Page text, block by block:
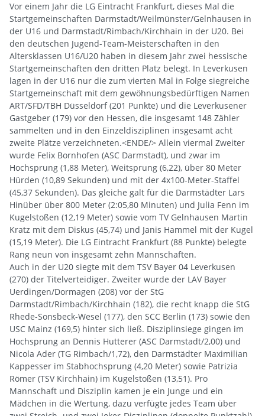
Vor einem Jahr die LG Eintracht Frankfurt, dieses Mal die
Startgemeinschaften Darmstadt/Weilmünster/Gelnhausen in
der U16 und Darmstadt/Rimbach/Kirchhain in der U20. Bei
den deutschen Jugend-Team-Meisterschaften in den
Altersklassen U16/U20 haben in diesem Jahr zwei hessische
Startgemeinschaften den dritten Platz belegt. In Leverkusen
lagen in der U16 nur die zum vierten Mal in Folge siegreiche
Startgemeinschaft mit dem gewöhnungsbedürftigen Namen
ART/SFD/TBH Düsseldorf (201 Punkte) und die Leverkusener
Gastgeber (179) vor den Hessen, die insgesamt 148 Zähler
sammelten und in den Einzeldisziplinen insgesamt acht
zweite Plätze verzeichneten.<ENDE/> Allein viermal Zweiter
wurde Felix Bornhofen (ASC Darmstadt), und zwar im
Hochsprung (1,88 Meter), Weitsprung (6,22), über 80 Meter
Hürden (10,89 Sekunden) und mit der 4x100-Meter-Staffel
(45,37 Sekunden). Das gleiche galt für die Darmstädter Lars
Hinüber über 800 Meter (2:05,80 Minuten) und Julia Fenn im
Kugelstoßen (12,19 Meter) sowie vom TV Gelnhausen Martin
Kratz mit dem Diskus (45,74) und Janis Hammel mit der Kugel
(15,19 Meter). Die LG Eintracht Frankfurt (88 Punkte) belegte
Rang neun von insgesamt zehn Mannschaften.
Auch in der U20 siegte mit dem TSV Bayer 04 Leverkusen
(270) der Titelverteidiger. Zweiter wurde der LAV Bayer
Uerdingen/Dormagen (208) vor der StG
Darmstadt/Rimbach/Kirchhain (182), die recht knapp die StG
Rhede-Sonsbeck-Wesel (177), den SCC Berlin (173) sowie den
USC Mainz (169,5) hinter sich ließ. Disziplinsiege gingen im
Hochsprung an Dennis Hutterer (ASC Darmstadt/2,00) und
Nicola Ader (TG Rimbach/1,72), den Darmstädter Maximilian
Kappesser im Stabhochsprung (4,20 Meter) sowie Patrizia
Römer (TSV Kirchhain) im Kugelstoßen (13,51). Pro
Mannschaft und Disziplin kamen je ein Junge und ein
Mädchen in die Wertung, dazu verfügte jedes Team über